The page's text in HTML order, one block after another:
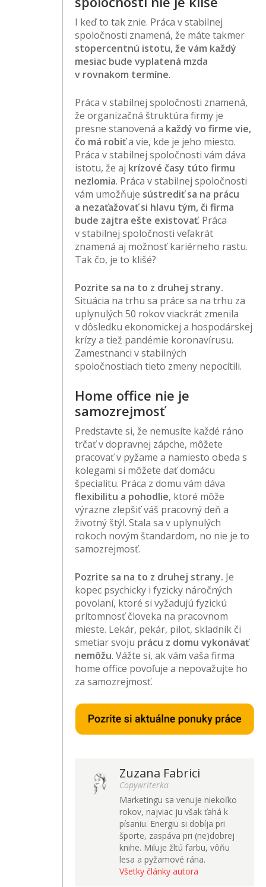
I keď to tak znie. Práca v stabilnej
spoločnosti znamená, že máte takmer
stopercentnú istotu, že vám každý
mesiac bude vyplatená mzda
v rovnakom termíne.
Práca v stabilnej spoločnosti znamená,
že organizačná štruktúra firmy je
presne stanovená a každý vo firme vie,
čo má robiťa vie, kde je jeho miesto.
Práca v stabilnej spoločnosti vám dáva
istotu, že aj krízové časy túto firmu
nezlomia. Práca v stabilnej spoločnosti
vám umožňuje sústrediť sa na prácu
a nezaťažovať si hlavu tým, či firma
bude zajtra ešte existovať. Práca
v stabilnej spoločnosti veľakrát
znamená aj možnosť kariérneho rastu.
Tak čo, je to klišé?
Pozrite sa na to z druhej strany.
Situácia na trhu sa práce sa na trhu za
uplynulých 50 rokov viackrát zmenila
v dôsledku ekonomickej a hospodárskej
krízy a tiež pandémie koronavírusu.
Zamestnanci v stabilných
spoločnostiach tieto zmeny nepocítili.
Home office nie je
samozrejmosť
Predstavte si, že nemusíte každé ráno
trčať v dopravnej zápche, môžete
pracovať v pyžame a namiesto obeda s
kolegami si môžete dať domácu
špecialitu. Práca z domu vám dáva
flexibilitu a pohodlie, ktoré môže
výrazne zlepšiť váš pracovný deň a
životný štýl. Stala sa v uplynulých
rokoch novým štandardom, no nie je to
samozrejmosť.
Pozrite sa na to z druhej strany. Je
kopec psychicky i fyzicky náročných
povolaní, ktoré si vyžadujú fyzickú
prítomnosť človeka na pracovnom
mieste. Lekár, pekár, pilot, skladník či
smetiar svoju prácu z domu vykonávať
nemôžu. Vážte si, ak vám vaša firma
home office povoľuje a nepovažujte ho
za samozrejmosť.
Zuzana Fabrici
Copywriterka
Marketingu sa venuje niekoľko
rokov, najviac ju však ťahá k
písaniu. Energiu si dobíja pri
športe, zaspáva pri (ne)dobrej
knihe. Miluje žltú farbu, vôňu
lesa a pyžamové rána.
Všetky články autora